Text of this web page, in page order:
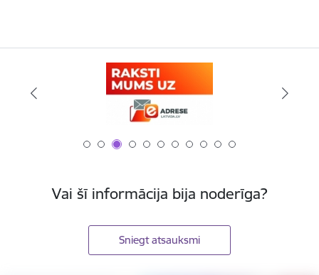
Vai šī informācija bija noderīga?
Sniegt atsauksmi